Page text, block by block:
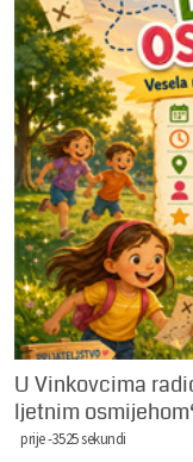
U Vinkovcima
ljetnim
prije -3525 sekundi